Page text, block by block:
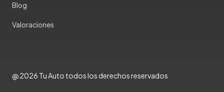
Blog
Valoraciones
@ 2026 Tu Auto todos los derechos reservados